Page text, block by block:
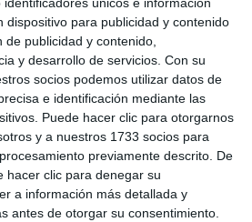
dispositivo para publicidad y contenido
publicidad y contenido,
y desarrollo de servicios. Con su
socios podemos utilizar datos de
e identificación mediante las
Puede hacer clic para otorgarnos
y a nuestros 1733 socios para
previamente descrito. De
hacer clic para denegar su
a información más detallada y
antes de otorgar su consentimiento.
and gastronomy for
Day for Tolerance
Andalucía acoge del 5
diciembre el Festival
uno